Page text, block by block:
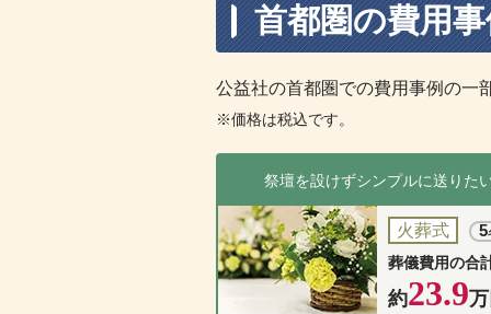
首都圏の費用
公益社の首都圏での費用事例の一
※価格は税込です。
祭壇を設けずシンプルに送りた
火葬式 5
葬儀費用の合
約23.9